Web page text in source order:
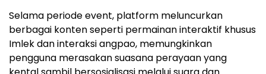
Selama periode event, platform meluncurkan
berbagai konten seperti permainan interaktif khusus
Imlek dan interaksi angpao, memungkinkan
pengguna merasakan suasana perayaan yang